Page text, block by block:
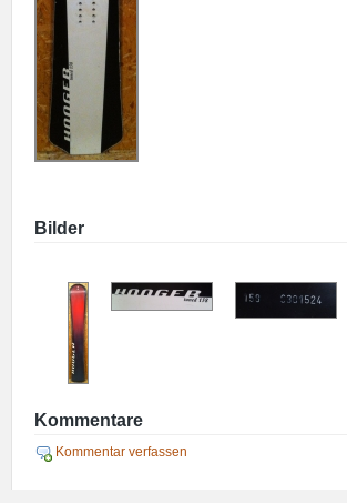
Bilder
Kommentare
Kommentar verfassen